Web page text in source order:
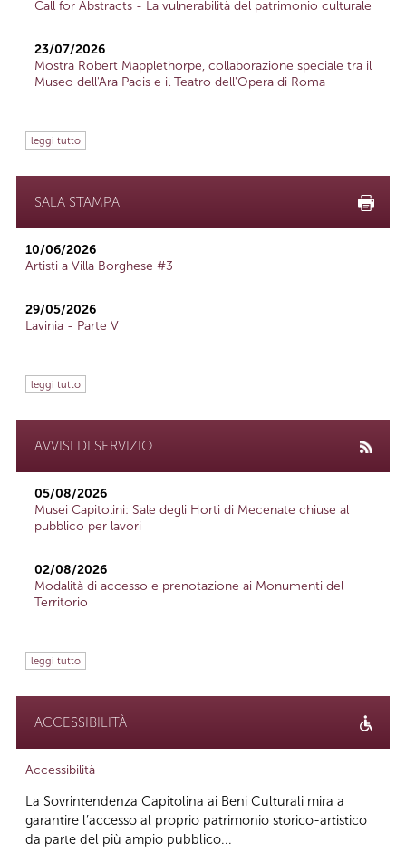
Call for Abstracts - La vulnerabilità del patrimonio culturale
23/07/2026
Mostra Robert Mapplethorpe, collaborazione speciale tra il
Museo dell'Ara Pacis e il Teatro dell'Opera di Roma
leggi tutto
SALA STAMPA
10/06/2026
Artisti a Villa Borghese #3
29/05/2026
Lavinia - Parte V
leggi tutto
AVVISI DI SERVIZIO
05/08/2026
Musei Capitolini: Sale degli Horti di Mecenate chiuse al
pubblico per lavori
02/08/2026
Modalità di accesso e prenotazione ai Monumenti del
Territorio
leggi tutto
ACCESSIBILITÀ
Accessibilità
La Sovrintendenza Capitolina ai Beni Culturali mira a
garantire l’accesso al proprio patrimonio storico-artistico
da parte del più ampio pubblico...